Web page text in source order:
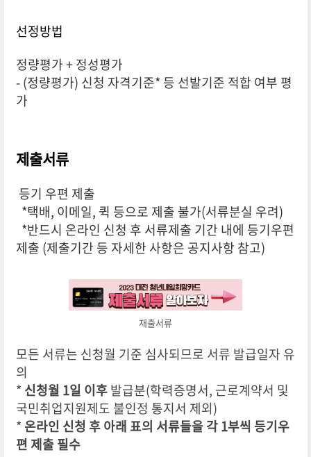
선정방법
정량평가 + 정성평가
- (정량평가) 신청 자격기준* 등 선발기준 적합 여부 평
가
제출서류
등기 우편 제출
*택배, 이메일, 퀵 등으로 제출 불가(서류분실 우려)
*반드시 온라인 신청 후 서류제출 기간 내에 등기우편
제출 (제출기간 등 자세한 사항은 공지사항 참고)
재출서류
모든 서류는 신청월 기준 심사되므로 서류 발급일자 유
의
* 신청월 1일 이후발급분(학력증명서, 근로계약서 및
국민취업지원제도 불인정 통지서 제외)
* 온라인 신청 후 아래 표의 서류들을 각 1부씩 등기우
편 제출 필수